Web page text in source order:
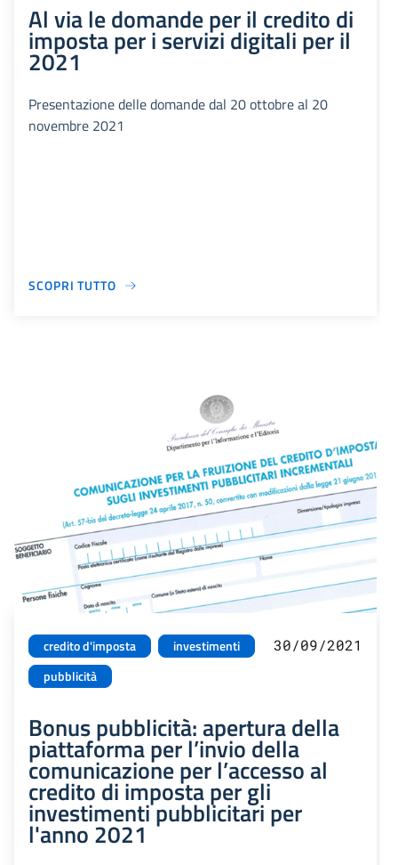
Al via le domande per il credito di
imposta per i servizi digitali per il
2021
Presentazione delle domande dal 20 ottobre al 20
novembre 2021
SCOPRI TUTTO
credito d'imposta
investimenti
pubblicità
30/09/2021
Bonus pubblicità: apertura della
piattaforma per l’invio della
comunicazione per l’accesso al
credito di imposta per gli
investimenti pubblicitari per
l'anno 2021